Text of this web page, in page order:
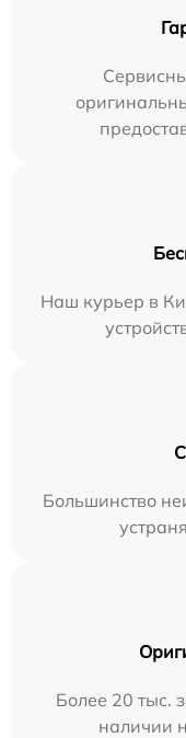
Наш курьер в
Большинство
Более 20 тыс.
наличии